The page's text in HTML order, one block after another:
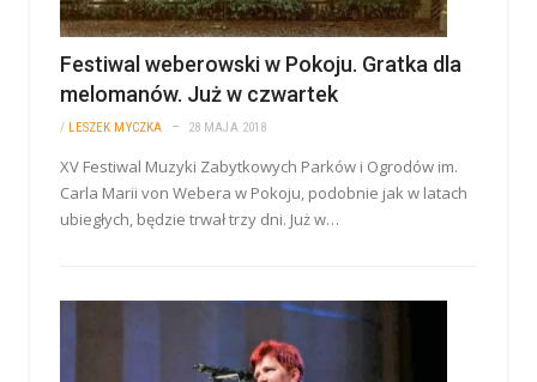
Festiwal weberowski w Pokoju. Gratka dla
melomanów. Już w czwartek
/ LESZEK MYCZKA 28 MAJA 2018
XV Festiwal Muzyki Zabytkowych Parków i Ogrodów im.
Carla Marii von Webera w Pokoju, podobnie jak w latach
ubiegłych, będzie trwał trzy dni. Już w…